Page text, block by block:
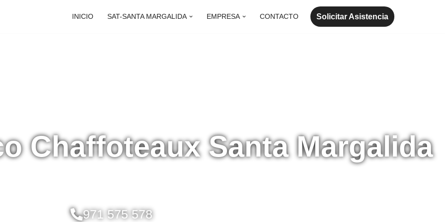
INICIO SAT-SANTA MARGALIDA EMPRESA CONTACTO Solicitar Asistencia
Chaffoteaux Santa Margalida
971 575 578